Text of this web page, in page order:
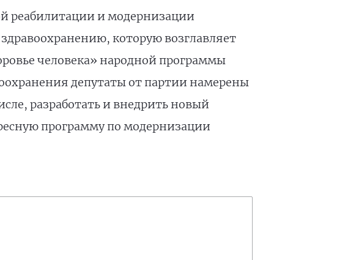
реабилитации и модернизации
которую возглавляет
человека» народной программы
депутаты от партии намерены
разработать и внедрить новый
программу по модернизации